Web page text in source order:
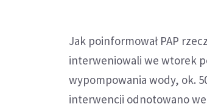
Jak poinformował PAP
interweniowali we wtorek
wypompowania wody, ok.
interwencji odnotowano